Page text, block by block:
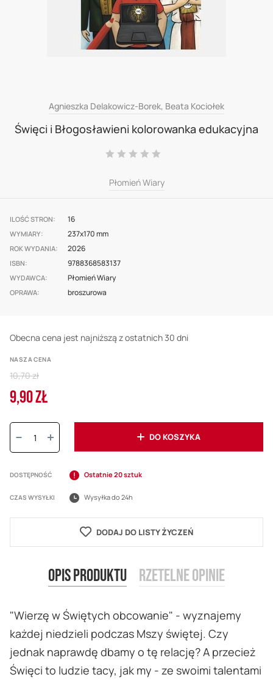
images
gallery
Agnieszka Delakowicz-Borek, Beata Kociołek
Święci i Błogosławieni kolorowanka edukacyjna
Ocena:
Płomień Wiary
ILOŚĆ STRON 16
WYMIARY 237x170 mm
ROK WYDANIA 2026
ISBN 9788368583137
WYDAWCA Płomień Wiary
OPRAWA broszurowa
Obecna cena jest najniższą z ostatnich 30 dni
NASZA CENA
Cena
9,90 ZŁ
Regular
Price
10,70 zł
Ilość:
DO KOSZYKA
DOSTĘPNOŚĆ Ostatnie 20 sztuk
CZAS WYSYŁKI Wysyłka do 24h
DODAJ DO LISTY ŻYCZEŃ
Opis produktu
"Wierzę w Świętych obcowanie" - wyznajemy
każdej niedzieli podczas Mszy świętej. Czy
jednak naprawdę dbamy o tę relację? A przecież
Święci to ludzie tacy, jak my - ze swoimi talentami
Rzetelne opinie